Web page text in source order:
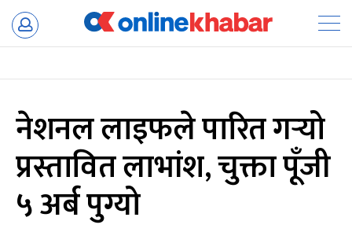
Skip
content
नेशनल लाइफले पारित गर्‍यो
प्रस्तावित लाभांश, चुक्ता पूँजी
५ अर्ब पुग्यो